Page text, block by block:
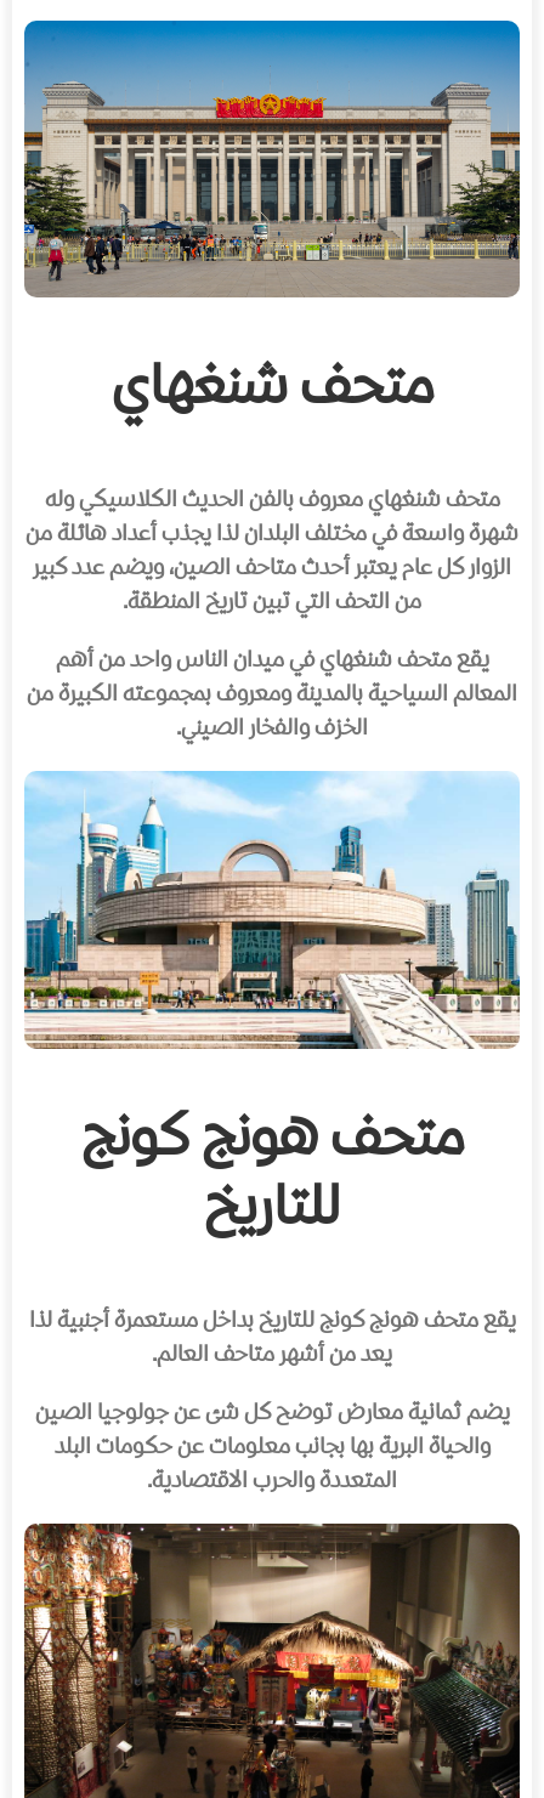
متحف شنغهاي
متحف شنغهاي معروف بالفن الحديث الكلاسيكي وله
شهرة واسعة في مختلف البلدان لذا يجذب أعداد هائلة من
الزوار كل عام يعتبر أحدث متاحف الصين، ويضم عدد كبير
من التحف التي تبين تاريخ المنطقة.
يقع متحف شنغهاي في ميدان الناس واحد من أهم
المعالم السياحية بالمدينة ومعروف بمجموعته الكبيرة من
الخزف والفخار الصيني.
متحف هونج كونج
للتاريخ
يقع متحف هونج كونج للتاريخ بداخل مستعمرة أجنبية لذا
يعد من أشهر متاحف العالم.
يضم ثمانية معارض توضح كل شئ عن جولوجيا الصين
والحياة البرية بها بجانب معلومات عن حكومات البلد
المتعددة والحرب الاقتصادية.